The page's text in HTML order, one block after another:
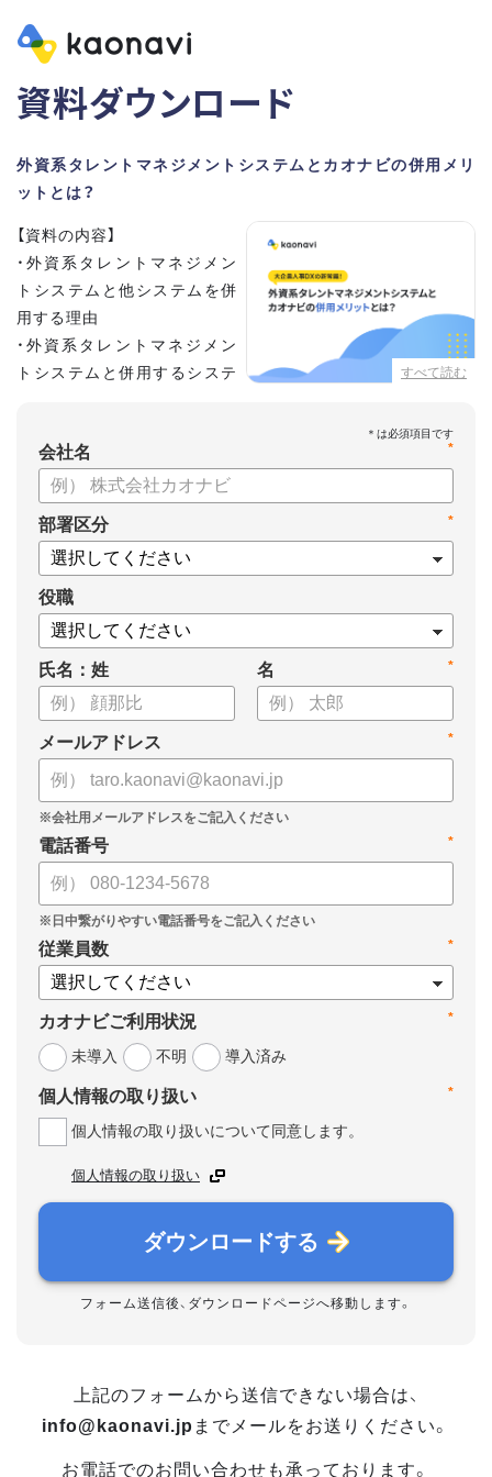
資料ダウンロード
外資系タレントマネジメントシステムとカオナビの併用メリ
ットとは？
すべて読む
【資料の内容】
・外資系タレントマネジメン
トシステムと他システムを併
用する理由
・外資系タレントマネジメン
トシステムと併用するシステ
・お客さまの声
*
会社名
*
部署区分
役職
氏名：姓 *
名
*
メールアドレス
*
電話番号
*
従業員数
*
カオナビご利用状況
未導入
不明 導入済み
*
個人情報の取り扱い
個人情報の取り扱いについて同意します。
個人情報の取り扱い
ダウンロードする
フォーム送信後、ダウンロードページへ移動します。
上記のフォームから送信できない場合は、
info@kaonavi.jp までメールをお送りください。
お電話でのお問い合わせも承っております。